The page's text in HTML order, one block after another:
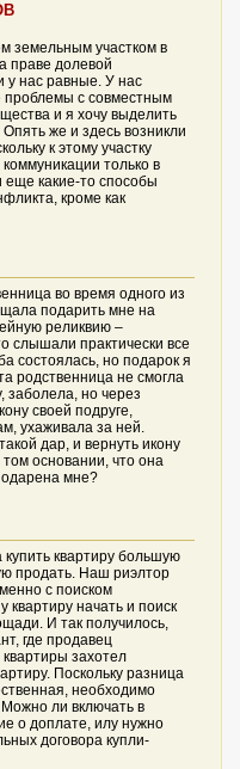
земельным участком в
праве долевой
у нас равные. У нас
проблемы с совместным
и я хочу выделить
же и здесь возникли
к этому участку
только в
еще какие-то способы
кроме как
во время одного из
подарить мне на
реликвию –
слышали практически все
состоялась, но подарок я
родственница не смогла
заболела, но через
своей подруге,
ухаживала за ней.
дар, и вернуть икону
основании, что она
мне?
квартиру большую
продать. Наш риэлтор
с поиском
квартиру начать и поиск
И так получилось,
где продавец
захотел
Поскольку разница
необходимо
ли включать в
о доплате, илу нужно
договора купли-